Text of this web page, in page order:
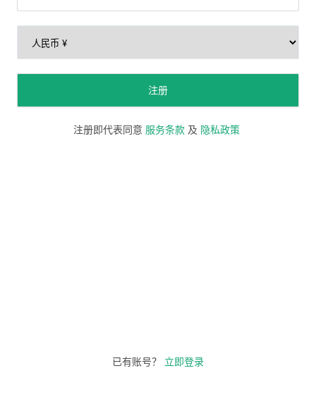
注册
注册即代表同意 服务条款 及 隐私政策
已有账号？ 立即登录